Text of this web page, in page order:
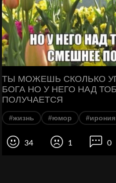
ТЫ МОЖЕШЬ СКОЛЬКО
БОГА НО У НЕГО НАД
ПОЛУЧАЕТСЯ
#жизнь #юмор #ирония
34 1 0